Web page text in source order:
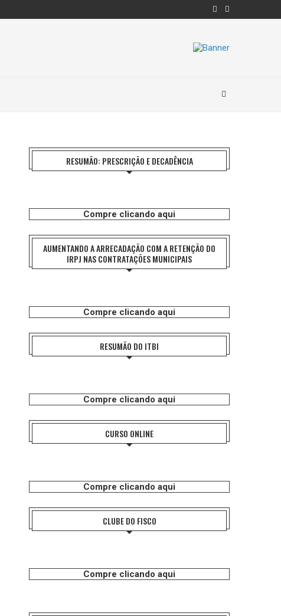
RESUMÃO: PRESCRIÇÃO E DECADÊNCIA
Compre clicando aqui
AUMENTANDO A ARRECADAÇÃO COM A RETENÇÃO DO
IRPJ NAS CONTRATAÇÕES MUNICIPAIS
Compre clicando aqui
RESUMÃO DO ITBI
Compre clicando aqui
CURSO ONLINE
Compre clicando aqui
CLUBE DO FISCO
Compre clicando aqui